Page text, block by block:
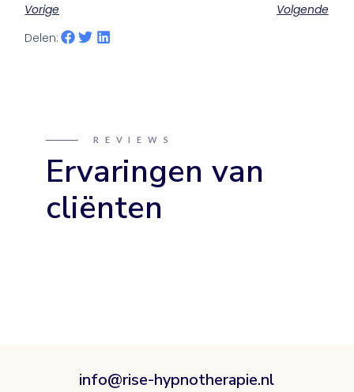
Vorige
Volgende
Delen:
REVIEWS
Ervaringen van
cliënten
info@rise-hypnotherapie.nl